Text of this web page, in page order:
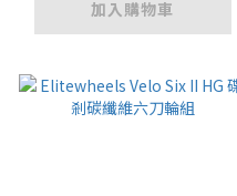
加入購物車